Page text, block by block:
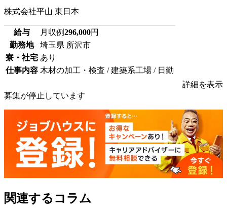
株式会社平山 東日本
給与 月収例296,000円
勤務地
埼玉県 所沢市
寮・社宅 あり
仕事内容 木材の加工・検査 / 建築系工場 / 日勤
詳細を表示
募集が停止しています
関連するコラム